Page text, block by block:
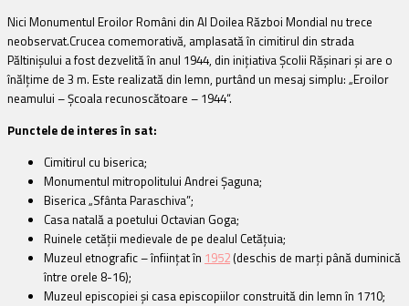
Nici Monumentul Eroilor Români din Al Doilea Război Mondial nu trece
neobservat.Crucea comemorativă, amplasată în cimitirul din strada
Păltinişului a fost dezvelită în anul 1944, din iniţiativa Şcolii Răşinari şi are o
înălţime de 3 m. Este realizată din lemn, purtând un mesaj simplu: „Eroilor
neamului – Şcoala recunoscătoare – 1944“.
Punctele de interes în sat:
Cimitirul cu biserica;
Monumentul mitropolitului Andrei Şaguna;
Biserica „Sfânta Paraschiva”;
Casa natală a poetului Octavian Goga;
Ruinele cetăţii medievale de pe dealul Cetăţuia;
Muzeul etnografic – înfiinţat în 1952 (deschis de marţi până duminică
între orele 8-16);
Muzeul episcopiei şi casa episcopiilor construită din lemn în 1710;